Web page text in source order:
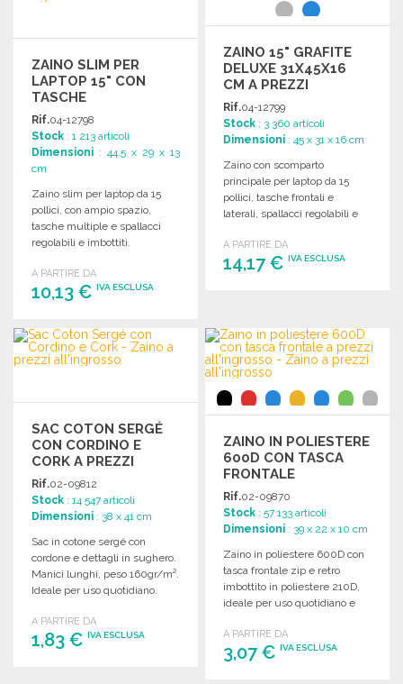
ZAINO SLIM PER
LAPTOP 15" CON
TASCHE
Rif.04-12798
Stock : 1 213 articoli
Dimensioni : 44.5 x 29 x 13
cm
Zaino slim per laptop da 15
pollici, con ampio spazio,
tasche multiple e spallacci
regolabili e imbottiti.
A PARTIRE DA
10,13 € IVA ESCLUSA
ORDINARE
Richiedi un preventivo
ZAINO 15" GRAFITE
DELUXE 31X45X16
CM A PREZZI
ALL'INGROSSO
Rif.04-12799
Stock : 3 360 articoli
Dimensioni : 45 x 31 x 16 cm
Zaino con scomparto
principale per laptop da 15
pollici, tasche frontali e
laterali, spallacci regolabili e
Dimensioni: 31 x 45 x 16 cm.
A PARTIRE DA
14,17 €IVA ESCLUSA
Richiedi un preventivo
SAC COTON SERGÉ
CON CORDINO E
CORK A PREZZI
ALL'INGROSSO
Rif.02-09812
Stock : 14 547 articoli
Dimensioni : 38 x 41 cm
Sac in cotone sergé con
cordone e dettagli in sughero.
Manici lunghi, peso 160gr/m².
Ideale per uso quotidiano.
A PARTIRE DA
1,83 € IVA ESCLUSA
ZAINO IN POLIESTERE
600D CON TASCA
FRONTALE
Rif.02-09870
Stock : 57 133 articoli
Dimensioni : 39 x 22 x 10 cm
Zaino in poliestere 600D con
tasca frontale zip e retro
imbottito in poliestere 210D,
ideale per uso quotidiano e
A PARTIRE DA
3,07 €IVA ESCLUSA